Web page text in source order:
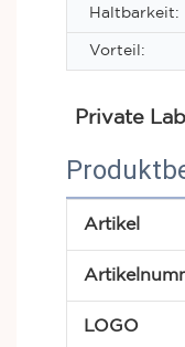
Haltbarkeit:
Vorteil:
Private
Artikel
LOGO